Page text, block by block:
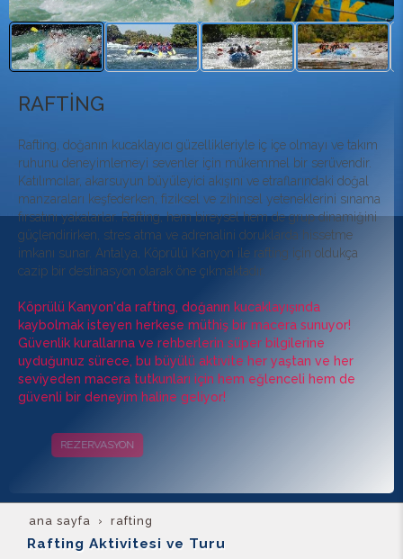
RAFTİNG
Rafting, doğanın kucaklayıcı güzellikleriyle iç içe olmayı ve takım
ruhunu deneyimlemeyi sevenler için mükemmel bir serüvendir.
Katılımcılar, akarsuyun büyüleyici akışını ve etraflarındaki doğal
manzaraları keşfederken, fiziksel ve zihinsel yeteneklerini sınama
fırsatını yakalarlar. Rafting, hem bireysel hem de grup dinamiğini
güçlendirirken, stres atma ve adrenalini doruklarda hissetme
imkanı sunar. Antalya, Köprülü Kanyon ile rafting için oldukça
cazip bir destinasyon olarak öne çıkmaktadır.
Köprülü Kanyon'da rafting, doğanın kucaklayışında
kaybolmak isteyen herkese müthiş bir macera sunuyor!
Güvenlik kurallarına ve rehberlerin süper bilgilerine
uyduğunuz sürece, bu büyülü aktivite her yaştan ve her
seviyeden macera tutkunları için hem eğlenceli hem de
güvenli bir deneyim haline geliyor!
REZERVASYON KAMPANYALAR
ana sayfa rafting
Rafting Aktivitesi ve Turu